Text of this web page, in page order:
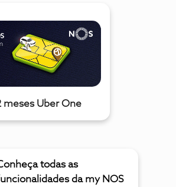
meses Uber One
todas as
da my NOS